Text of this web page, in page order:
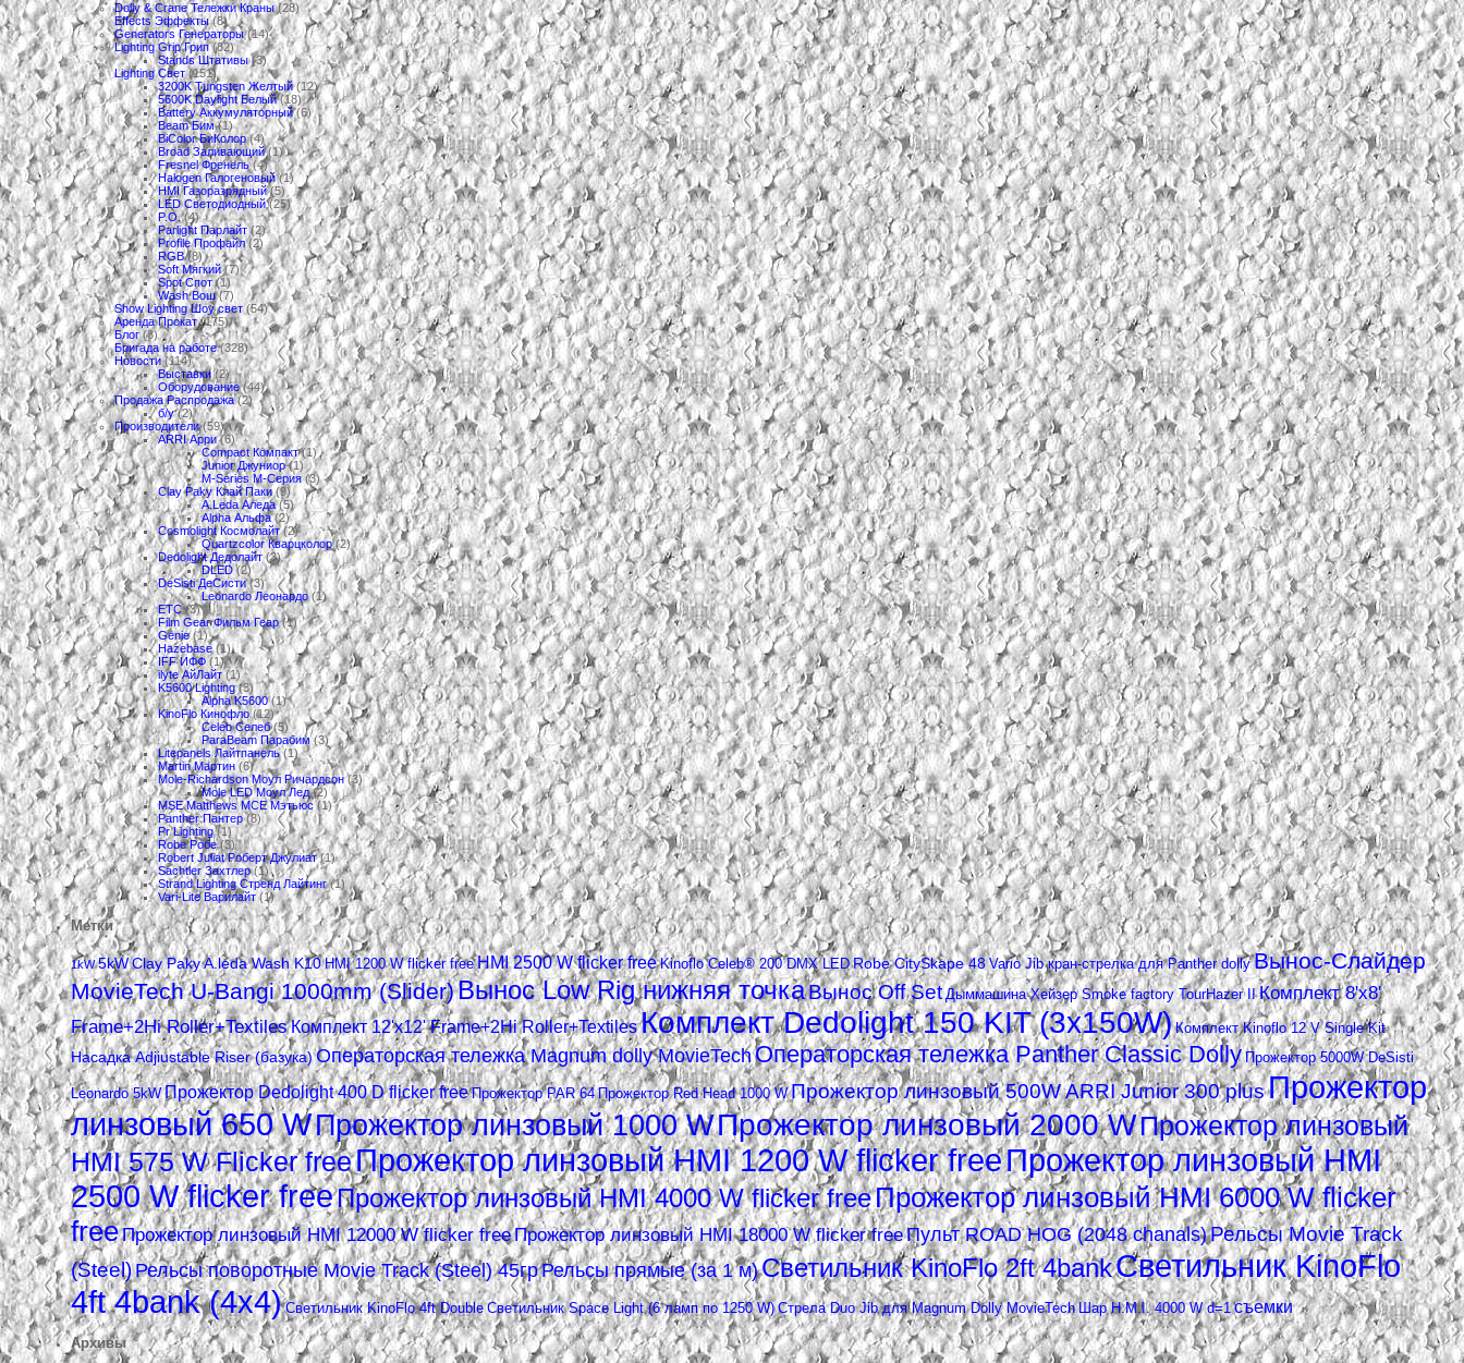
Dolly & Crane Тележки Краны(28)
Effects Эффекты(8)
Generators Генераторы(14)
Lighting Grip Грип(82)
Stands Штативы(3)
Lighting Свет(151)
3200K Tungsten Желтый(12)
5600K Daylight Белый(18)
Battery Аккумуляторный(6)
Beam Бим(1)
BiColor БиКолор(4)
Broad Заливающий(1)
Fresnel Френель(4)
Halogen Галогеновый(1)
HMI Газоразрядный(5)
LED Светодиодный(25)
P.O.(4)
Parlight Парлайт(2)
Profile Профайл(2)
RGB(8)
Soft Мягкий(7)
Spot Спот(1)
Wash Вош(7)
Show Lighting Шоу свет(54)
Аренда Прокат(175)
Блог(8)
Бригада на работе(328)
Новости(114)
Выставки(2)
Оборудование(44)
Продажа Распродажа(2)
б/у(2)
Производители(59)
ARRI Арри(6)
Compact Компакт(1)
Junior Джуниор(1)
M-Series М-Серия(3)
Clay Paky Клай Паки(9)
A.Leda Аледа(5)
Alpha Альфа(2)
Cosmolight Космолайт(2)
Quartzcolor Кварцколор(2)
Dedolight Дедолайт(3)
DLED(2)
DeSisti ДеСисти(3)
Leonardo Леонардо(1)
ETC(3)
Film Gear Фильм Геар(1)
Genie(1)
Hazebase(1)
IFF ИФФ(1)
ilyte АйЛайт(1)
K5600 Lighting(3)
Alpha K5600(1)
KinoFlo Кинофло(12)
Celeb Селеб(5)
ParaBeam Парабим(3)
Litepanels Лайтпанель(1)
Martin Мартин(6)
Mole-Richardson Моул Ричардсон(3)
Mole LED Моул Лед(2)
MSE Matthews МСЕ Мэтьюс(1)
Panther Пантер(8)
Pr Lighting(1)
Robe Робе(3)
Robert Juliat Роберт Джулиат(1)
Sachtler Захтлер(1)
Strand Lighting Стренд Лайтинг(1)
Vari-Lite Варилайт(1)
Метки
1kW 5kWClay Paky A.leda Wash K10 HMI 1200 W flicker free HMI 2500 W flicker free Kinoflo Celeb® 200 DMX LED Robe CitySkape 48 Vario Jib кран-стрелка для Panther dolly Вынос-Слайдер
MovieTech U-Bangi 1000mm (Slider)Вынос Low Rig нижняя точкаВынос Off Set Дыммашина Xейзер Smoke factory TourHazer II Комплект 8'x8'
Frame+2Hi Roller+TextilesКомплект 12'x12' Frame+2Hi Roller+TextilesКомплект Dedolight 150 KIT (3х150W) Комплект Kinoflo 12 V Single Kit
Насадка Adjiustable Riser (базука)Операторская тележка Magnum dolly MovieTechОператорская тележка Panther Classic Dolly Прожектор 5000W DeSisti
Leonardo 5kW Прожектор Dedolight 400 D flicker free Прожектор PAR 64 Прожектор Red Head 1000 W Прожектор линзовый 500W ARRI Junior 300 plusПрожектор
линзовый 650 WПрожектор линзовый 1000 WПрожектор линзовый 2000 WПрожектор линзовый
HMI 575 W Flicker freeПрожектор линзовый HMI 1200 W flicker freeПрожектор линзовый HMI
2500 W flicker freeПрожектор линзовый HMI 4000 W flicker freeПрожектор линзовый HMI 6000 W flicker
freeПрожектор линзовый HMI 12000 W flicker freeПрожектор линзовый HMI 18000 W flicker freeПульт ROAD HOG (2048 chanals)Рельсы Movie Track
(Steel)Рельсы поворотные Movie Track (Steel) 45грРельсы прямые (за 1 м)Светильник KinoFlo 2ft 4bankСветильник KinoFlo
4ft 4bank (4х4) Светильник KinoFlo 4ft Double Светильник Space Light (6 ламп по 1250 W) Стрела Duo Jib для Magnum Dolly MovieTech Шар H.M.I. 4000 W d=1 съемки
Архивы